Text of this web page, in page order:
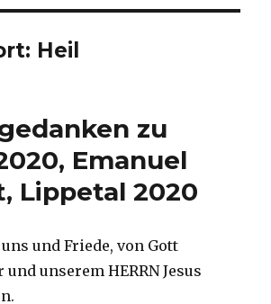
Heil
zu
Emanuel
Lippetal 2020
und Friede, von Gott
unserem HERRN Jesus